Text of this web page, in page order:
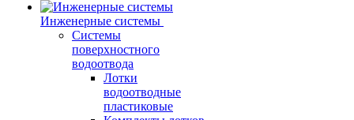
Инженерные системы
Системы
поверхностного
водоотвода
Лотки
водоотводные
пластиковые